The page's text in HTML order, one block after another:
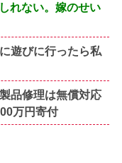
れない。嫁のせい
遊びに行ったら私
品修理は無償対応
万円寄付